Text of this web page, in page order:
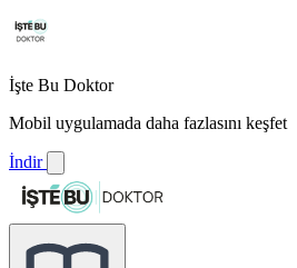
İşte Bu Doktor
Mobil uygulamada daha fazlasını keşfet
İndir